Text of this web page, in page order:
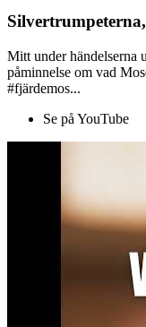
Mitt under händelserna
påminnelse om vad
#fjärdemos...
Se på YouTube